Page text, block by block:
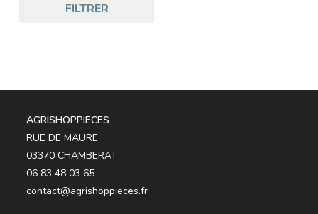
FILTRER
AGRISHOPPIECES
RUE DE MAURE
03370 CHAMBERAT
06 83 48 03 65
contact@agrishoppieces.fr